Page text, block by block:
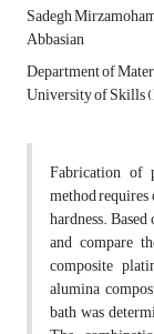
Sadegh
Abbasian
Department of
University of Skills
Fabrication of
method
hardness.
and compare
composite
alumina
bath was